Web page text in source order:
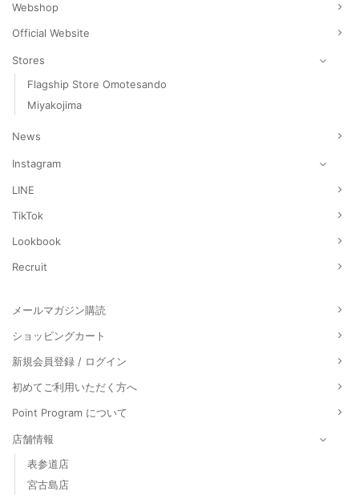
Webshop
Official Website
Stores
Flagship Store Omotesando
Miyakojima
News
Instagram
LINE
TikTok
Lookbook
Recruit
メールマガジン購読
ショッピングカート
新規会員登録 / ログイン
初めてご利用いただく方へ
Point Program について
店舗情報
表参道店
宮古島店